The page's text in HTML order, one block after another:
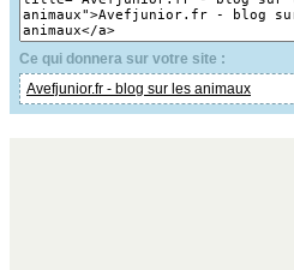
Ce qui donnera sur votre site :
Avefjunior.fr - blog sur les animaux